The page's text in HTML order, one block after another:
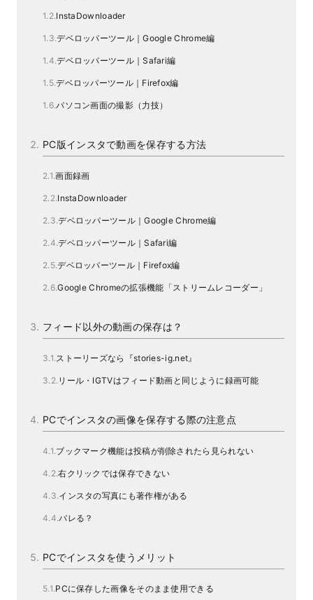
InstaDownloader
デベロッパーツール｜Google Chrome編
デベロッパーツール｜Safari編
デベロッパーツール｜Firefox編
パソコン画面の撮影（力技）
PC版インスタで動画を保存する方法
画面録画
InstaDownloader
デベロッパーツール｜Google Chrome編
デベロッパーツール｜Safari編
デベロッパーツール｜Firefox編
Google Chromeの拡張機能「ストリームレコーダー」
フィード以外の動画の保存は？
ストーリーズなら『stories-ig.net』
リール・IGTVはフィード動画と同じように録画可能
PCでインスタの画像を保存する際の注意点
ブックマーク機能は投稿が削除されたら見られない
右クリックでは保存できない
インスタの写真にも著作権がある
バレる？
PCでインスタを使うメリット
PCに保存した画像をそのまま使用できる